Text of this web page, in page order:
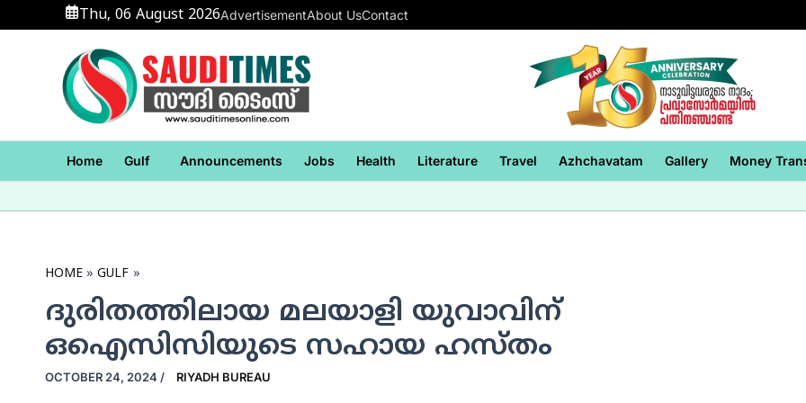
to
Thu, 06 August 2026AdvertisementAbout UsContact
Home Gulf Announcements Jobs Health Literature Travel Azhchavatam Gallery Money
HOME GULF
ദുരിതത്തിലായ മലയാളി യുവാവിന്
ഒഐസിസിയുടെ സഹായ ഹസ്തം
OCTOBER 24, 2024 / RIYADH BUREAU